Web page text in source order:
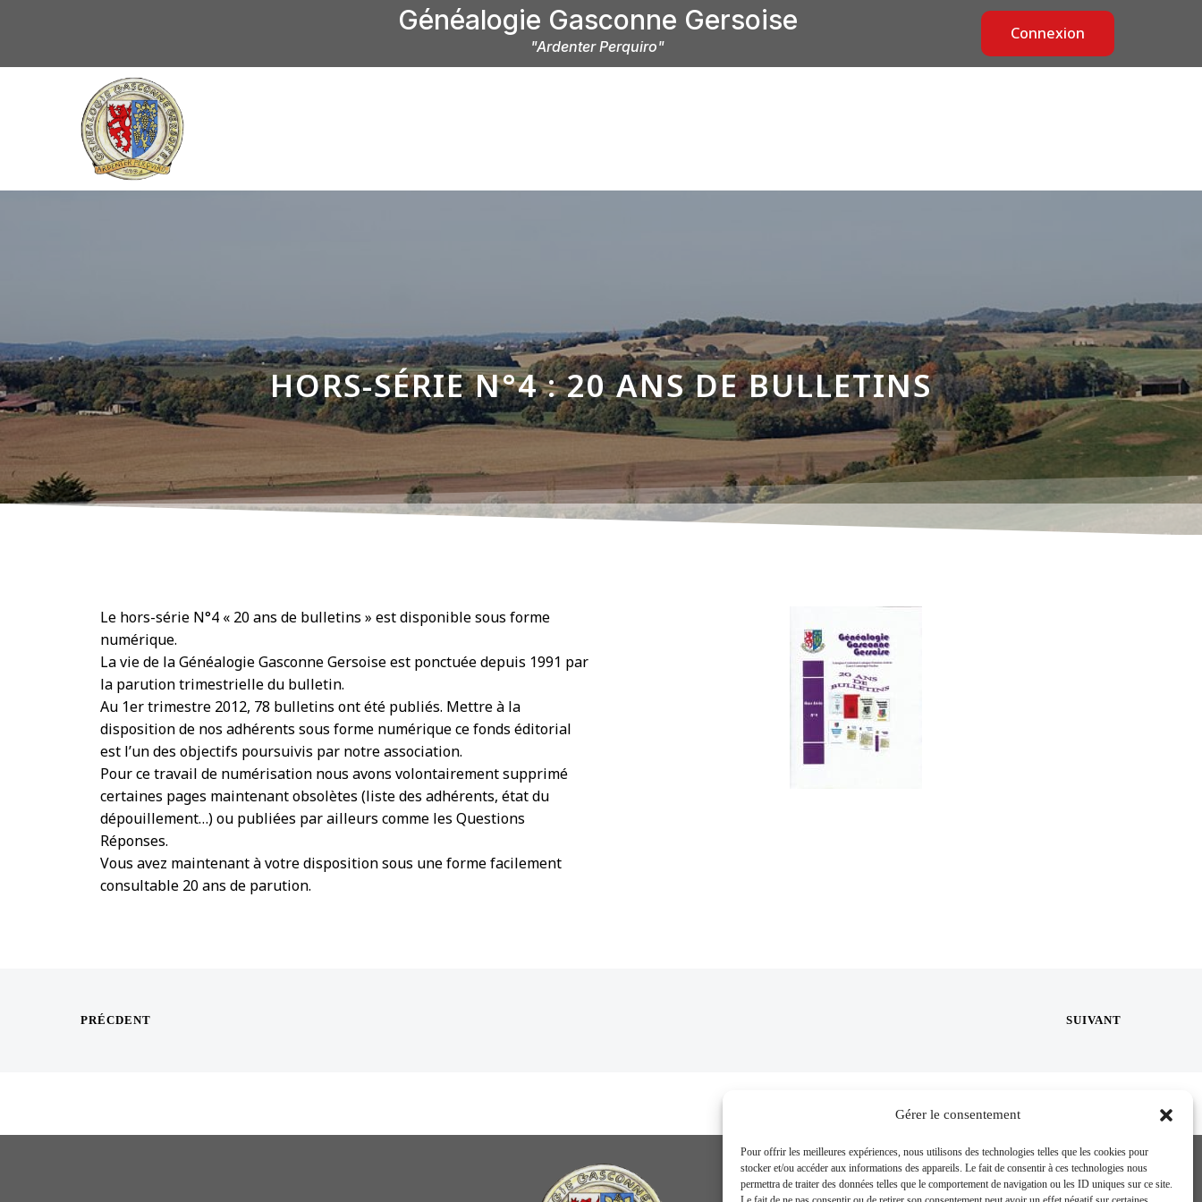
Gérer le consentement
Pour offrir les meilleures expériences, nous utilisons des technologies telles que les cookies pour
stocker et/ou accéder aux informations des appareils. Le fait de consentir à ces technologies nous
permettra de traiter des données telles que le comportement de navigation ou les ID uniques sur ce site.
Généalogie Gasconne Gersoise
"Ardenter Perquiro"
Connexion
HORS-SÉRIE N°4 : 20 ANS DE BULLETINS
Le hors-série N°4 « 20 ans de bulletins » est disponible sous forme
numérique.
La vie de la Généalogie Gasconne Gersoise est ponctuée depuis 1991 par
la parution trimestrielle du bulletin.
Au 1er trimestre 2012, 78 bulletins ont été publiés. Mettre à la
disposition de nos adhérents sous forme numérique ce fonds éditorial
est l’un des objectifs poursuivis par notre association.
Pour ce travail de numérisation nous avons volontairement supprimé
certaines pages maintenant obsolètes (liste des adhérents, état du
dépouillement…) ou publiées par ailleurs comme les Questions
Réponses.
Vous avez maintenant à votre disposition sous une forme facilement
consultable 20 ans de parution.
PRÉCDENT SUIVANT